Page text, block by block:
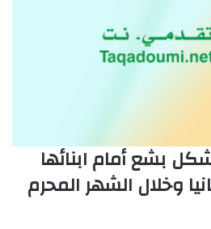
بشع أمام ابنائها
وخلال الشهر المحرم